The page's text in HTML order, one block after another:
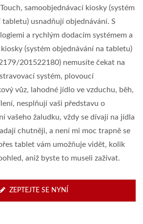
samoobjednávací kiosky (systém
usnadňují objednávání. S
a rychlým dodacím systémem a
(systém objednávání na tabletu)
201522180) nemusíte čekat na
systém, plovoucí
vůz, lahodné jídlo ve vzduchu, běh,
nesplňují vaši představu o
vašeho žaludku, vždy se dívají na jídla
chutněji, a není mi moc trapně se
tablet vám umožňuje vidět, kolik
aniž byste to museli zažívat.
ZEPTEJTE SE NYNÍ